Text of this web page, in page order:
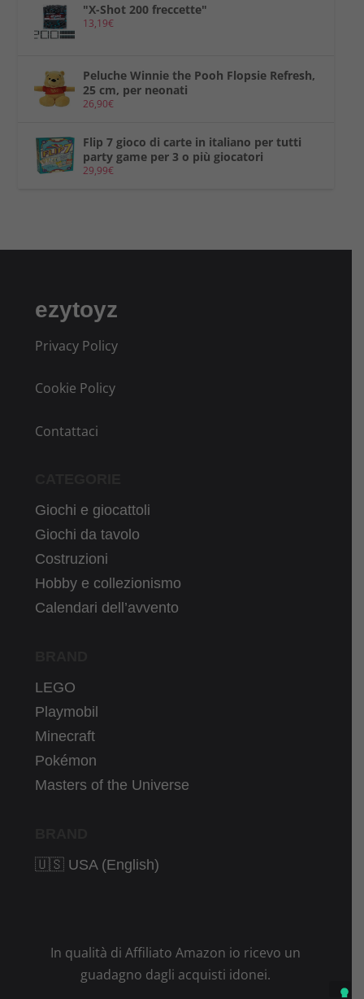
"X-Shot 200 freccette"
13,19€
Peluche Winnie the Pooh Flopsie Refresh,
25 cm, per neonati
26,90€
Flip 7 gioco di carte in italiano per tutti
party game per 3 o più giocatori
29,99€
ezytoyz
Privacy Policy
Cookie Policy
Contattaci
Giochi e giocattoli
Giochi da tavolo
Costruzioni
Hobby e collezionismo
Calendari dell’avvento
LEGO
Playmobil
Minecraft
Pokémon
Masters of the Universe
🇺🇸 USA (English)
In qualità di Affiliato Amazon io ricevo un
guadagno dagli acquisti idonei.